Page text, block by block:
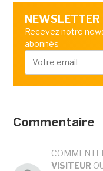
NEWSLETTER
Recevez notre
abonnés
Commentaire
VISITEUR